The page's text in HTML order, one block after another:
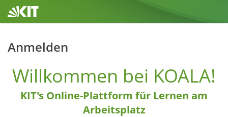
Anmelden
Willkommen bei KOALA!
KIT's Online-Plattform für Lernen am
Arbeitsplatz